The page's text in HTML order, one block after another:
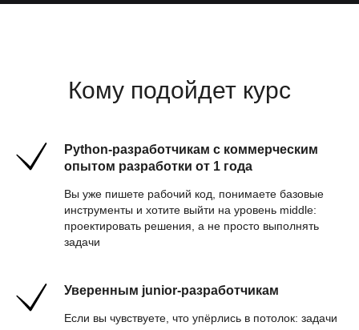
Кому подойдет курс
Python-разработчикам с коммерческим
опытом разработки от 1 года
Вы уже пишете рабочий код, понимаете базовые
инструменты и хотите выйти на уровень middle:
проектировать решения, а не просто выполнять
задачи
Уверенным junior-разработчикам
Если вы чувствуете, что упёрлись в потолок: задачи
Вам подойдёт курс «Python-
освоите Python, научитесь работать
с данными и веб-приложениями,
выполните практические проекты и
Перейти к курсу для новичков
Если вы только
начинаете путь в
Python
за 5 месяцев